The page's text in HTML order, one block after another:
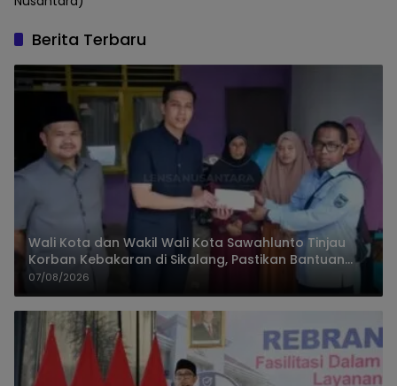
Berita Terbaru
Wali Kota dan Wakil Wali Kota Sawahlunto Tinjau
Korban Kebakaran di Sikalang, Pastikan Bantuan
dan Perkuat Mitigasi Bencana
07/08/2026